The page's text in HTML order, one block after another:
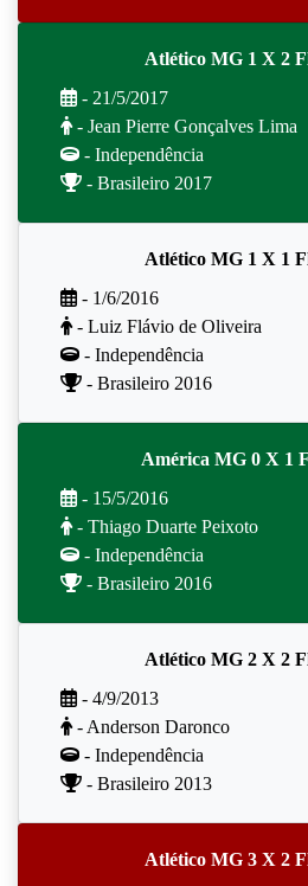
Atlético MG 1 X 2
- 21/5/2017
- Jean Pierre Gonçalves Lima
- Independência
- Brasileiro 2017
Atlético MG 1 X 1
- 1/6/2016
- Luiz Flávio de Oliveira
- Independência
- Brasileiro 2016
América MG 0 X 1
- 15/5/2016
- Thiago Duarte Peixoto
- Independência
- Brasileiro 2016
Atlético MG 2 X 2
- 4/9/2013
- Anderson Daronco
- Independência
- Brasileiro 2013
Atlético MG 3 X 2